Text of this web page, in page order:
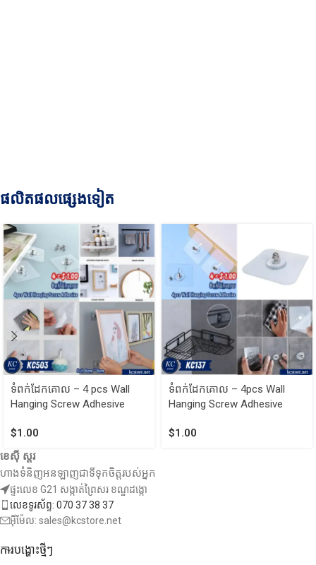
ផលិតផលផ្សេងទៀត
ទំពក់ដែកគោល – 4 pcs Wall
Hanging Screw Adhesive
$1.00
ទំពក់ដែកគោល – 4pcs Wall
Hanging Screw Adhesive
$1.00
ខេស៊ី ស្តរ
ហាងទំនិញអនឡាញជាទីទុកចិត្តរបស់អ្នក
ផ្ទះលេខ G21 សង្កាត់ព្រៃសរ ខណ្ឌដង្កោ
លេខទូរស័ព្ទ: 070 37 38 37
អ៊ីម៉ែល: sales@kcstore.net
ការបង្ហោះថ្មីៗ